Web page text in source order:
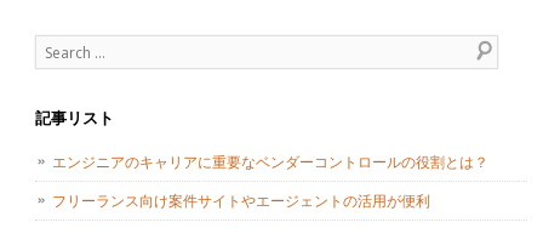
Search
記事リスト
エンジニアのキャリアに重要なベンダーコントロールの役割とは？
フリーランス向け案件サイトやエージェントの活用が便利